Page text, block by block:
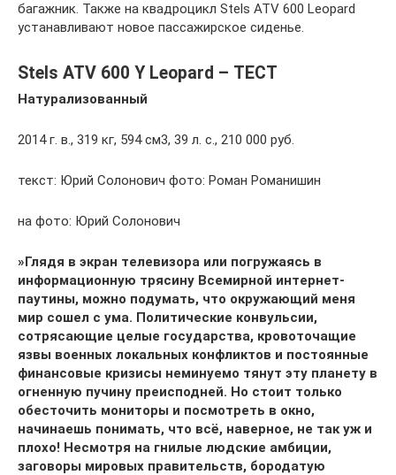
багажник. Также на квадроцикл Stels ATV 600 Leopard
устанавливают новое пассажирское сиденье.
Stels ATV 600 Y Leopard – ТЕСТ
Натурализованный
2014 г. в., 319 кг, 594 см3, 39 л. с., 210 000 руб.
текст: Юрий Солонович фото: Роман Романишин
на фото: Юрий Солонович
»Глядя в экран телевизора или погружаясь в
информационную трясину Всемирной интернет-
паутины, можно подумать, что окружающий меня
мир сошел с ума. Политические конвульсии,
сотрясающие целые государства, кровоточащие
язвы военных локальных конфликтов и постоянные
финансовые кризисы неминуемо тянут эту планету в
огненную пучину преисподней. Но стоит только
обесточить мониторы и посмотреть в окно,
начинаешь понимать, что всё, наверное, не так уж и
плохо! Несмотря на гнилые людские амбиции,
заговоры мировых правительств, бородатую